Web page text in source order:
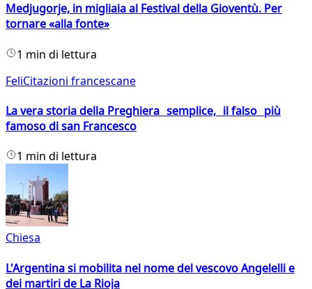
Medjugorje, in migliaia al Festival della Gioventù. Per
tornare «alla fonte»
1 min di lettura
FeliCitazioni francescane
La vera storia della Preghiera semplice, il falso più
famoso di san Francesco
1 min di lettura
Chiesa
L'Argentina si mobilita nel nome del vescovo Angelelli e
dei martiri de La Rioja